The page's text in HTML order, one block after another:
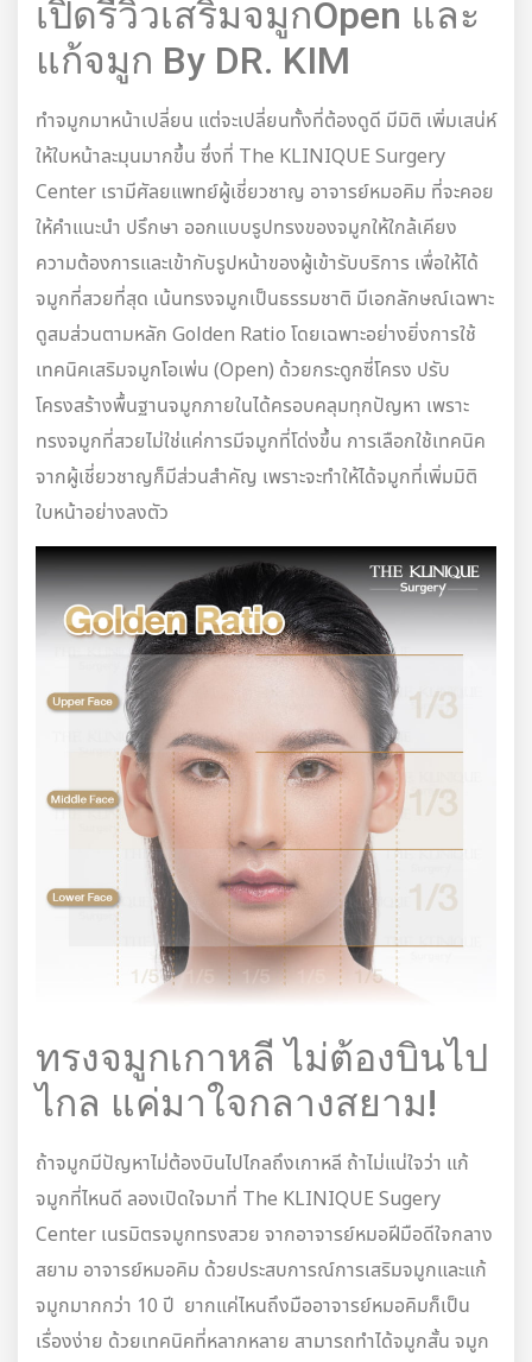
เปิดรีวิวเสริมจมูกOpen และ
แก้จมูก By DR. KIM
ทำจมูกมาหน้าเปลี่ยน แต่จะเปลี่ยนทั้งที่ต้องดูดี มีมิติ เพิ่มเสน่ห์
ให้ใบหน้าละมุนมากขึ้น ซึ่งที่ The KLINIQUE Surgery
Center เรามีศัลยแพทย์ผู้เชี่ยวชาญ อาจารย์หมอคิม ที่จะคอย
ให้คำแนะนำ ปรึกษา ออกแบบรูปทรงของจมูกให้ใกล้เคียง
ความต้องการและเข้ากับรูปหน้าของผู้เข้ารับบริการ เพื่อให้ได้
จมูกที่สวยที่สุด เน้นทรงจมูกเป็นธรรมชาติ มีเอกลักษณ์เฉพาะ
ดูสมส่วนตามหลัก Golden Ratio โดยเฉพาะอย่างยิ่งการใช้
เทคนิคเสริมจมูกโอเพ่น (Open) ด้วยกระดูกซี่โครง ปรับ
โครงสร้างพื้นฐานจมูกภายในได้ครอบคลุมทุกปัญหา เพราะ
ทรงจมูกที่สวยไม่ใช่แค่การมีจมูกที่โด่งขึ้น การเลือกใช้เทคนิค
จากผู้เชี่ยวชาญก็มีส่วนสำคัญ เพราะจะทำให้ได้จมูกที่เพิ่มมิติ
ใบหน้าอย่างลงตัว
ทรงจมูกเกาหลี ไม่ต้องบินไป
ไกล แค่มาใจกลางสยาม!
ถ้าจมูกมีปัญหาไม่ต้องบินไปไกลถึงเกาหลี ถ้าไม่แน่ใจว่า แก้
จมูกที่ไหนดี ลองเปิดใจมาที่ The KLINIQUE Sugery
Center เนรมิตรจมูกทรงสวย จากอาจารย์หมอฝีมือดีใจกลาง
สยาม อาจารย์หมอคิม ด้วยประสบการณ์การเสริมจมูกและแก้
จมูกมากกว่า 10 ปี ยากแค่ไหนถึงมืออาจารย์หมอคิมก็เป็น
เรื่องง่าย ด้วยเทคนิคที่หลากหลาย สามารถทำได้จมูกสั้น จมูก